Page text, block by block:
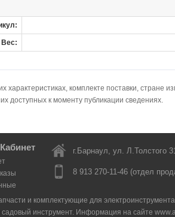
Вес:
характеристиках, комплекте поставки, стране
доступных к моменту публикации сведениях.
г.Барнаул, ул. Л.Толстого
8 913 270-11-46 (отдел
и комплектующие для
инструмент. Информация на сайте